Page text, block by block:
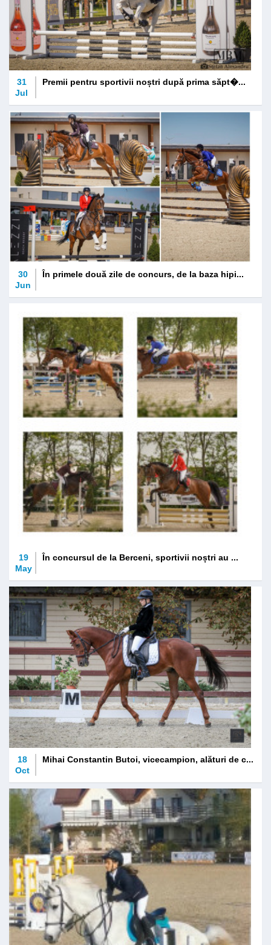
31
Jul
Premii pentru sportivii noștri după prima săpt�...
30
Jun
În primele două zile de concurs, de la baza hipi...
19
May
În concursul de la Berceni, sportivii noștri au ...
18
Oct
Mihai Constantin Butoi, vicecampion, alături de c...